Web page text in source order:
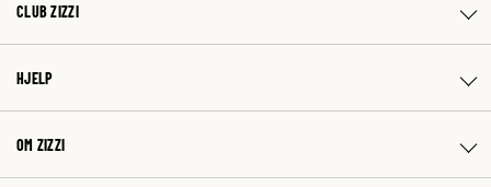
CLUB ZIZZI
HJELP
OM ZIZZI